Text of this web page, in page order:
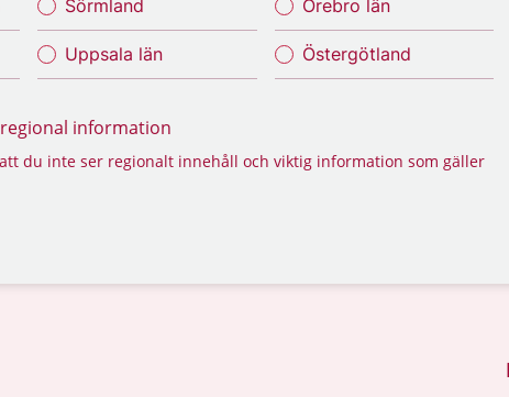
Sörmland
Uppsala län
Örebro län
Östergötland
information
du inte ser regionalt innehåll och viktig information som gäller